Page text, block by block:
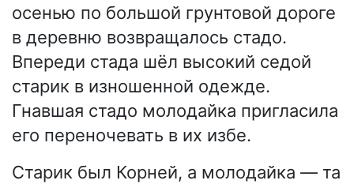
осенью по большой грунтовой дороге
в деревню возвращалось стадо.
Впереди стада шёл высокий седой
старик в изношенной одежде.
Гнавшая стадо молодайка пригласила
его переночевать в их избе.
Старик был Корней, а молодайка — та